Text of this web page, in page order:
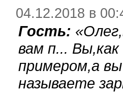
04.12.2018 в
Гость: «
вам п...
примером,а
называете